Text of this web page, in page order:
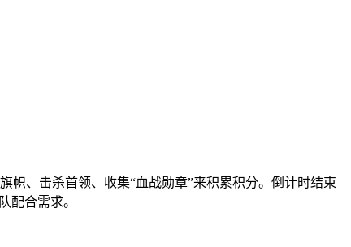
帜、击杀首领、收集“血战勋章”来积累积分。倒计时结束
配合需求。